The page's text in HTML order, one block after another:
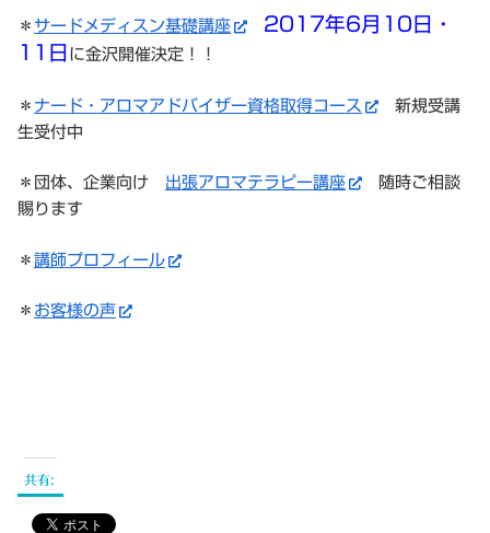
＊ サードメディスン基礎講座
2017年6月10日・
11日 に金沢開催決定！！
＊ ナード・アロマアドバイザー資格取得コース
新規受講
生受付中
＊団体、企業向け 出張アロマテラピー講座
随時ご相談
賜ります
＊ 講師プロフィール
＊ お客様の声
共有: